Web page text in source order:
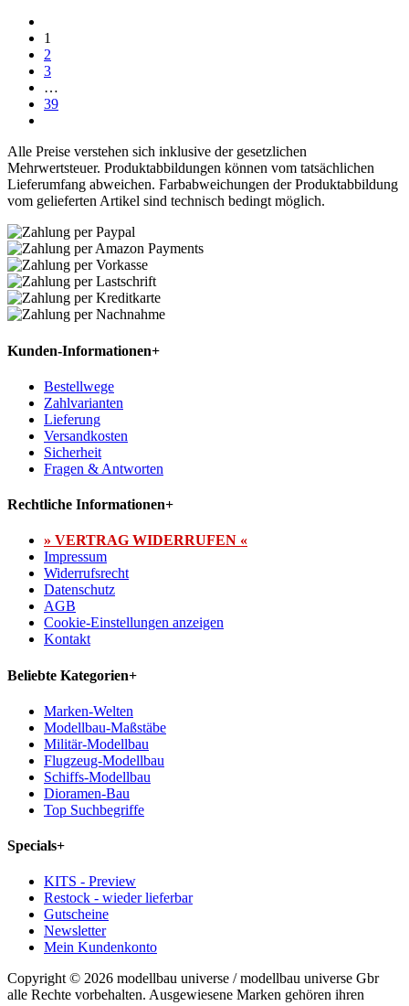
1
2
3
…
39
Alle Preise verstehen sich inklusive der gesetzlichen
Mehrwertsteuer. Produktabbildungen können vom tatsächlichen
Lieferumfang abweichen. Farbabweichungen der Produktabbildung
vom gelieferten Artikel sind technisch bedingt möglich.
Kunden-Informationen+
Bestellwege
Zahlvarianten
Lieferung
Versandkosten
Sicherheit
Fragen & Antworten
Rechtliche Informationen+
» VERTRAG WIDERRUFEN «
Impressum
Widerrufsrecht
Datenschutz
AGB
Cookie-Einstellungen anzeigen
Kontakt
Beliebte Kategorien+
Marken-Welten
Modellbau-Maßstäbe
Militär-Modellbau
Flugzeug-Modellbau
Schiffs-Modellbau
Dioramen-Bau
Top Suchbegriffe
Specials+
KITS - Preview
Restock - wieder lieferbar
Gutscheine
Newsletter
Mein Kundenkonto
Copyright © 2026 modellbau universe / modellbau universe Gbr
alle Rechte vorbehalten. Ausgewiesene Marken gehören ihren